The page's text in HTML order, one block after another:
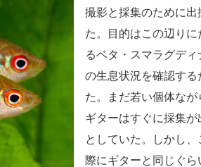
撮影と採集のために出
た。目的はこの辺りに
るベタ・スマラグディ
の生息状況を確認する
た。まだ若い個体なが
ギターはすぐに採集が
としていた。しかし
際にギターと同じぐら